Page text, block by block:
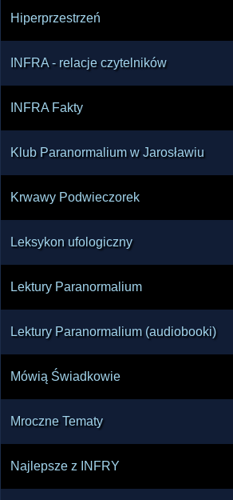
Hiperprzestrzeń
INFRA - relacje czytelników
INFRA Fakty
Klub Paranormalium w Jarosławiu
Krwawy Podwieczorek
Leksykon ufologiczny
Lektury Paranormalium
Lektury Paranormalium (audiobooki)
Mówią Świadkowie
Mroczne Tematy
Najlepsze z INFRY